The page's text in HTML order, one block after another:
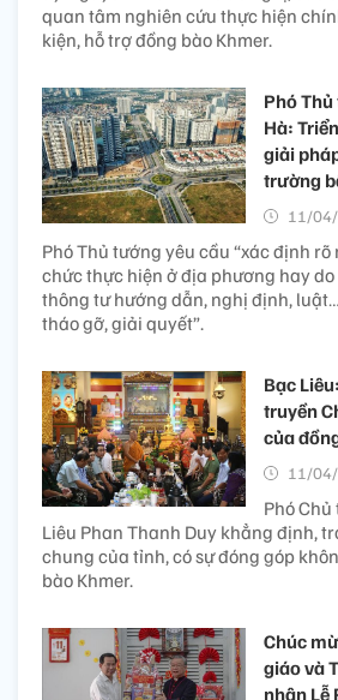
quan tâm nghiên cứu thực hiện
kiện, hỗ trợ đồng bào Khmer.
Phó
Hà:
giải
trường
11/
Phó Thủ tướng yêu cầu “xác định
chức thực hiện ở địa phương hay
thông tư hướng dẫn, nghị định,
tháo gỡ, giải quyết”.
Bạc
truyền
của
11/
Phó
Liêu Phan Thanh Duy khẳng định,
chung của tỉnh, có sự đóng góp
bào Khmer.
Chúc
giáo và
nhân Lễ